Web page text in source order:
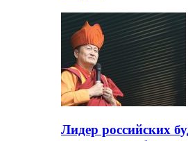
Лидер российских